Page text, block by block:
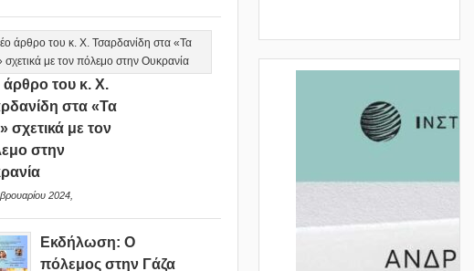
άρθρο του κ. Χ.
στα «Τα
σχετικά με τον
στην
2024,
Εκδήλωση: Ο
πόλεμος στην Γάζα